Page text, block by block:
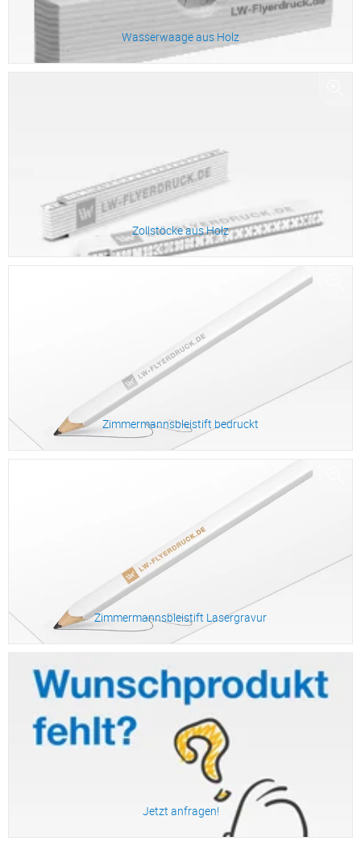
Wasserwaage aus Holz
Zollstöcke aus Holz
Zimmermannsbleistift bedruckt
Zimmermannsbleistift Lasergravur
Jetzt anfragen!